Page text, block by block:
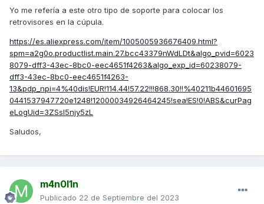
id=amzn1.sym.3a7306fe-daa0-4b4a-9249-
d1fb14ff9ac7%3Aamzn1.symc.adba8a53-36db-43df-a081-
77d28e1b71e6&pf_rd_p=3a7306fe-daa0-4b4a-9249-
d1fb14ff9ac7&pf_rd_r=XQ9QR8SYWTKVMAJM2G69&pd_rd_w
g=dLUvT&pd_rd_r=b75e454c-2a5c-4228-bc02-
6632eb5b0eef&ref_=pd_gw_ci_mcx_mr_hp_atf_m
Yo me refería a este otro tipo de soporte para colocar los
retrovisores en la cúpula.
https://es.aliexpress.com/item/1005005936676409.html?
spm=a2g0o.productlist.main.27.bcc43379nWdLDt&algo_pvid=6023
8079-dff3-43ec-8bc0-eec4651f4263&algo_exp_id=60238079-
dff3-43ec-8bc0-eec4651f4263-
13&pdp_npi=4%40dis!EUR!114.44!57.22!!!868.30!!%40211b44601695
0441537947720e1248!12000034926464245!sea!ES!0!ABS&curPag
eLogUid=3ZSsI5njy5zL
Saludos,
m4n0l1n
Publicado 22 de Septiembre del 2023